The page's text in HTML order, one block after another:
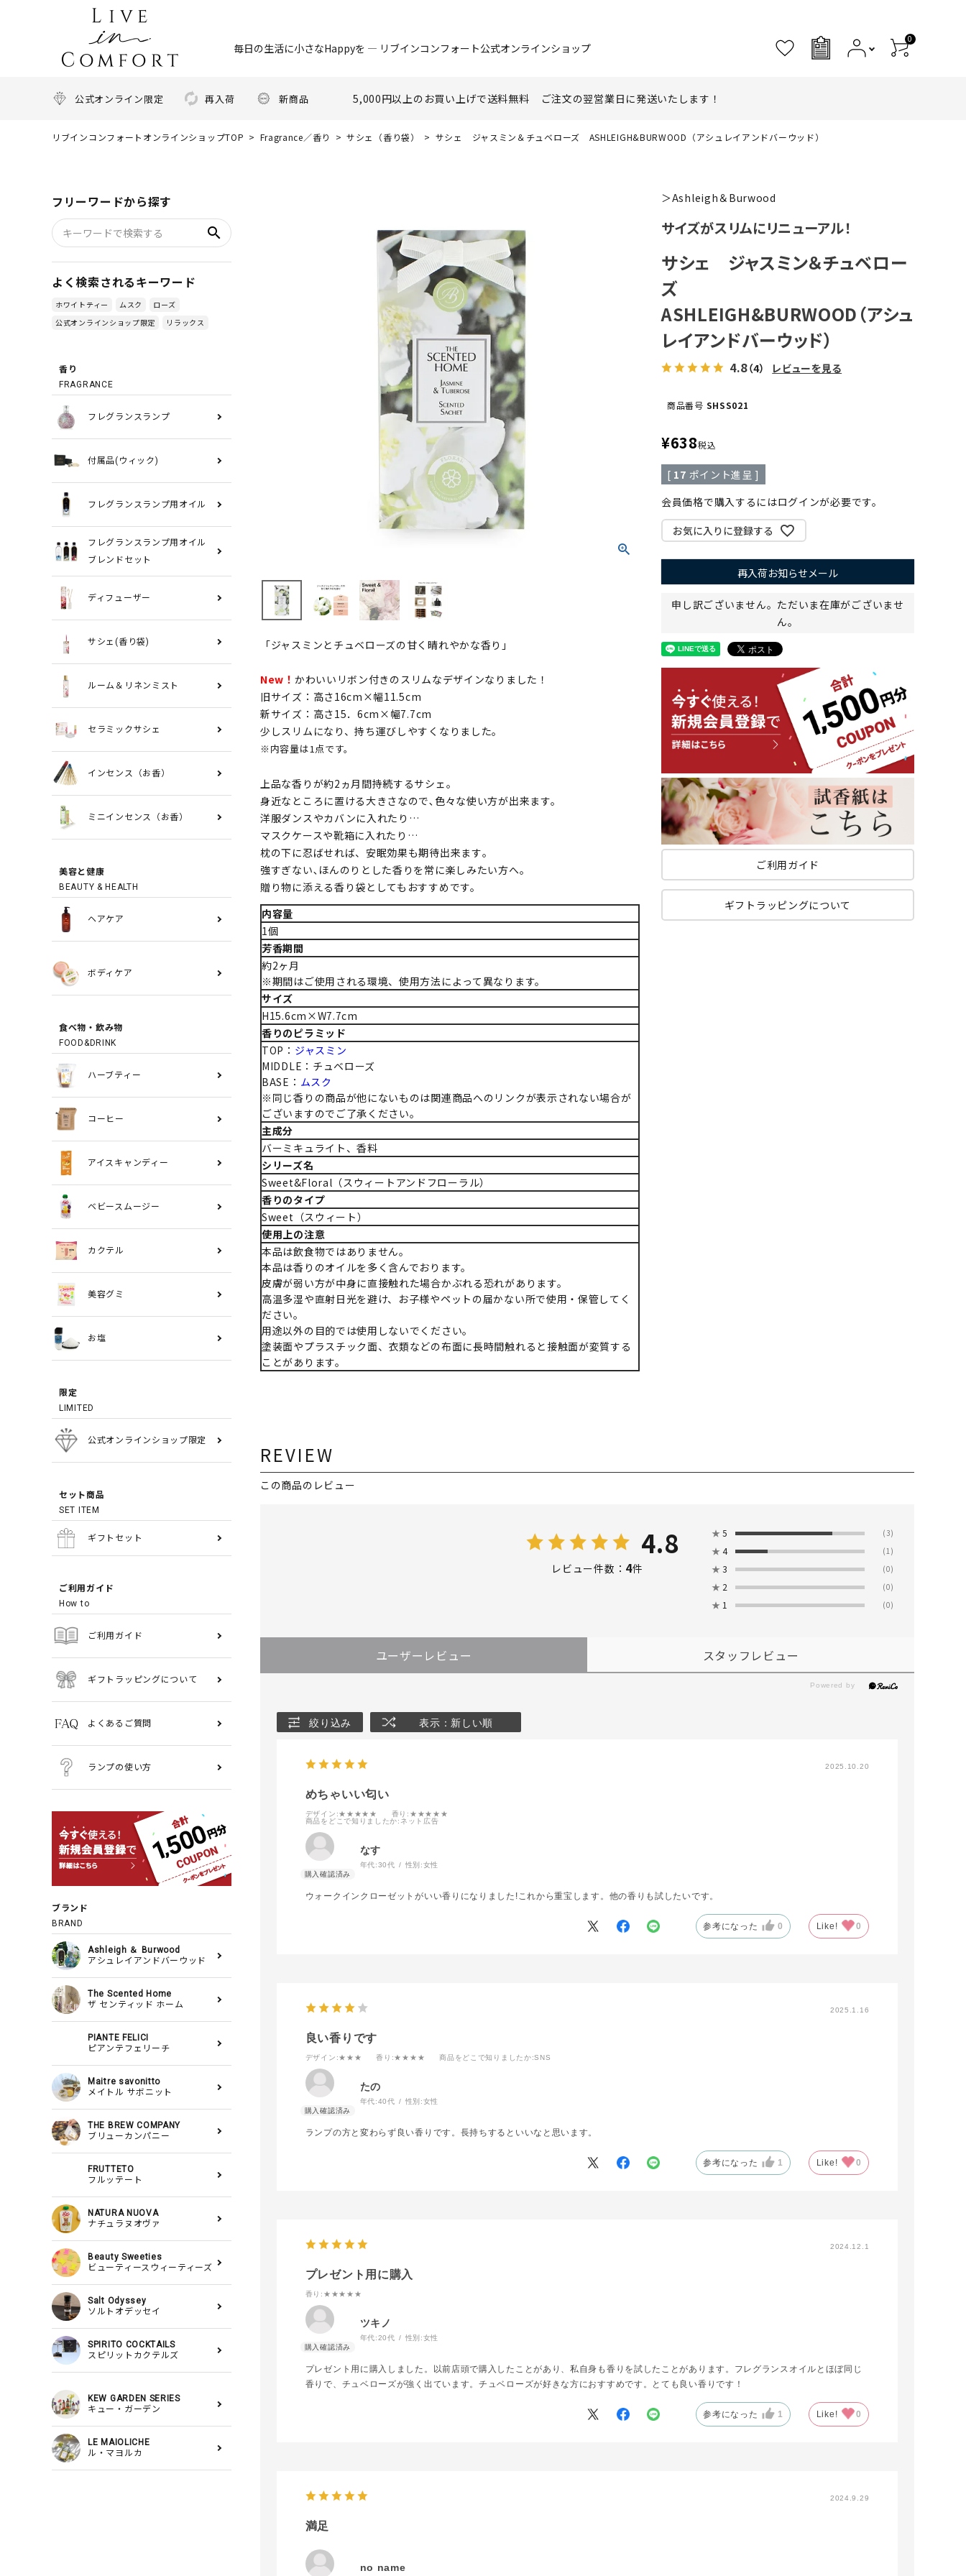
毎日の生活に小さなHappyを ― リブインコンフォート公式オンラインショップ
0
公式オンライン限定 再入荷 新商品 5,000円以上のお買い上げで送料無料 ご注文の翌営業日に発送いたします！
リブインコンフォートオンラインショップTOP Fragrance／香り サシェ（香り袋） サシェ ジャスミン＆チュベローズ ASHLEIGH&BURWOOD（アシュレイアンドバーウッド）
フリーワードから探す
search
よく検索されるキーワード
ホワイトティー ムスク
ローズ
公式オンラインショップ限定
リラックス
香り
FRAGRANCE
フレグランスランプ
付属品(ウィック)
フレグランスランプ用オイル
フレグランスランプ用オイル
ブレンドセット
ディフューザー
サシェ(香り袋)
ルーム＆リネンミスト
セラミックサシェ
インセンス（お香）
ミニインセンス（お香）
美容と健康
BEAUTY & HEALTH
ヘアケア
ボディケア
食べ物・飲み物
FOOD&DRINK
ハーブティー
コーヒー
アイスキャンディー
ベビースムージー
カクテル
美容グミ
お塩
限定
LIMITED
公式オンラインショップ限定
セット商品
SET ITEM
ギフトセット
ご利用ガイド
How to
ご利用ガイド
ギフトラッピングについて
よくあるご質問
ランプの使い方
ブランド
BRAND
Ashleigh ＆ Burwood
アシュレイアンドバーウッド
The Scented Home
ザ センティッド ホーム
PIANTE FELICI
ピアンテフェリーチ
Maitre savonitto
メイトル サボニット
THE BREW COMPANY
ブリューカンパニー
FRUTTETO
フルッテート
NATURA NUOVA
ナチュラヌオヴァ
Beauty Sweeties
ビューティースウィーティーズ
Salt Odyssey
ソルトオデッセイ
SPIRITO COCKTAILS
スピリットカクテルズ
KEW GARDEN SERIES
キュー・ガーデン
LE MAIOLICHE
ル・マヨルカ
「ジャスミンとチュベローズの甘く晴れやかな香り」
New！ かわいいリボン付きのスリムなデザインなりました！
旧サイズ：高さ16cm×幅11.5cm
新サイズ：高さ15．6cm×幅7.7cm
少しスリムになり、持ち運びしやすくなりました。
※内容量は1点です。
上品な香りが約2ヵ月間持続するサシェ｡
身近なところに置ける大きさなので､色々な使い方が出来ます。
洋服ダンスやカバンに入れたり…
マスクケースや靴箱に入れたり…
枕の下に忍ばせれば、安眠効果も期待出来ます｡
強すぎない､ほんのりとした香りを常に楽しみたい方へ。
贈り物に添える香り袋としてもおすすめです。
内容量
1個
芳香期間
約2ヶ月
※期間はご使用される環境、使用方法によって異なります。
サイズ
H15.6cm×W7.7cm
香りのピラミッド
TOP： ジャスミン
MIDDLE：チュベローズ
BASE： ムスク
※同じ香りの商品が他にないものは関連商品へのリンクが表示されない場合が
ございますのでご了承ください。
主成分
バーミキュライト、香料
シリーズ名
Sweet&Floral（スウィートアンドフローラル）
香りのタイプ
Sweet（スウィート）
使用上の注意
本品は飲食物ではありません。
本品は香りのオイルを多く含んでおります。
皮膚が弱い方が中身に直接触れた場合かぶれる恐れがあります。
高温多湿や直射日光を避け、お子様やペットの届かない所で使用・保管してく
ださい。
用途以外の目的では使用しないでください。
塗装面やプラスチック面、衣類などの布面に長時間触れると接触面が変質する
ことがあります。
＞Ashleigh＆Burwood
サイズがスリムにリニューアル！
サシェ ジャスミン＆チュベロー
ズ
ASHLEIGH&BURWOOD（アシュ
レイアンドバーウッド）
4.8（4） レビューを見る
商品番号 SHSS021
¥638税込
[ 17 ポイント進呈 ]
会員価格で購入するにはログインが必要です。
お気に入りに登録する
再入荷お知らせメール
申し訳ございません。ただいま在庫がございませ
ん。
ご利用ガイド
ギフトラッピングについて
REVIEW
この商品のレビュー
4.8
レビュー件数： 4件
★ 5 (3)
★ 4 (1)
★ 3 (0)
★ 2 (0)
★ 1 (0)
ユーザーレビュー スタッフレビュー
絞り込み 表示：新しい順
2025.10.20
めちゃいい匂い
デザイン :★★★★★ 香り :★★★★★
商品をどこで知りましたか:ネット広告
なす
年代:30代 性別:女性
ウォークインクローゼットがいい香りになりました!これから重宝します。他の香りも試したいです。
参考になった 0 Like! 0
2025.1.16
良い香りです
デザイン :★★★ 香り :★★★★ 商品をどこで知りましたか:SNS
たの
年代:40代 性別:女性
ランプの方と変わらず良い香りです。長持ちするといいなと思います。
参考になった 1 Like! 0
2024.12.1
プレゼント用に購入
香り :★★★★★
ツキノ
年代:20代 性別:女性
プレゼント用に購入しました。以前店頭で購入したことがあり、私自身も香りを試したことがあります。フレグランスオイルとほぼ同じ
香りで、チュベローズが強く出ています。チュベローズが好きな方におすすめです。とても良い香りです！
参考になった 1 Like! 0
2024.9.29
満足
no name